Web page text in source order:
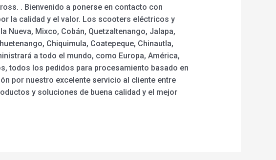
. Bienvenido a ponerse en contacto con
la calidad y el valor. Los scooters eléctricos y
Nueva, Mixco, Cobán, Quetzaltenango, Jalapa,
Chiquimula, Coatepeque, Chinautla,
a todo el mundo, como Europa, América,
todos los pedidos para procesamiento basado en
por nuestro excelente servicio al cliente entre
y soluciones de buena calidad y el mejor